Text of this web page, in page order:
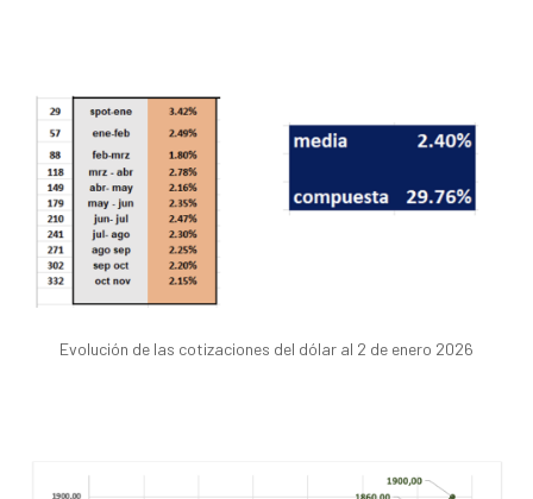
Evolución de las cotizaciones del dólar al 2 de enero 2026